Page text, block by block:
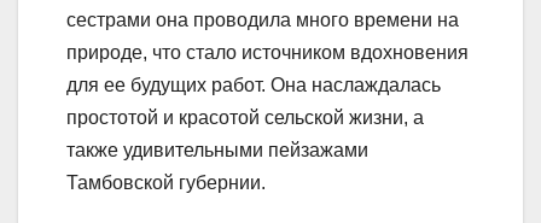
сестрами она проводила много времени на
природе, что стало источником вдохновения
для ее будущих работ. Она наслаждалась
простотой и красотой сельской жизни, а
также удивительными пейзажами
Тамбовской губернии.